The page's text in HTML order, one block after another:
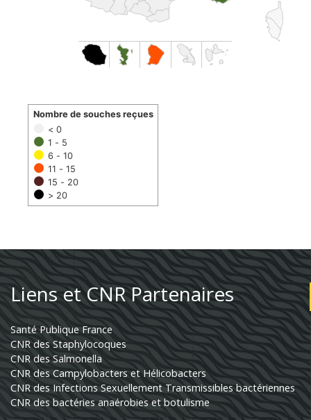
< 0
1 - 5
6 - 10
11 - 15
15 - 20
> 20
Nombre de souches reçues
Liens et CNR Partenaires
Santé Publique France
CNR des Staphylocoques
CNR des Salmonella
CNR des Campylobacters et Hélicobacters
CNR des Infections Sexuellement Transmissibles bactériennes
CNR des bactéries anaérobies et botulisme